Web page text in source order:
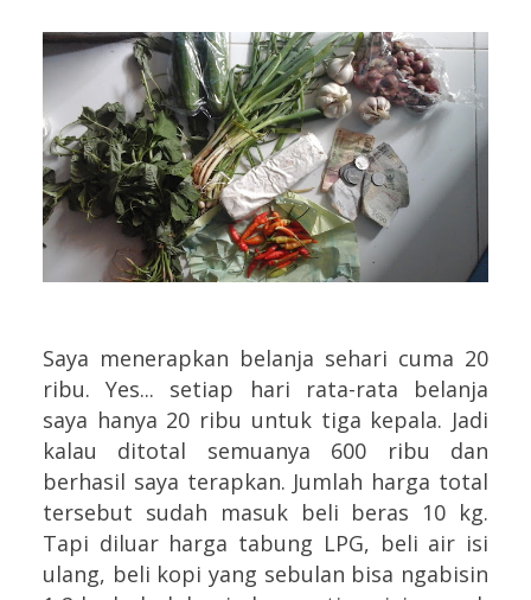
Saya menerapkan belanja sehari cuma 20
ribu. Yes... setiap hari rata-rata belanja
saya hanya 20 ribu untuk tiga kepala. Jadi
kalau ditotal semuanya 600 ribu dan
berhasil saya terapkan. Jumlah harga total
tersebut sudah masuk beli beras 10 kg.
Tapi diluar harga tabung LPG, beli air isi
ulang, beli kopi yang sebulan bisa ngabisin